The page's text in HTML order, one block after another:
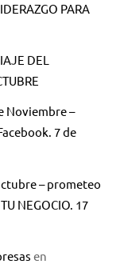
PARA
DEL
Noviembre –
7 de
– prometeo
NEGOCIO. 17
en